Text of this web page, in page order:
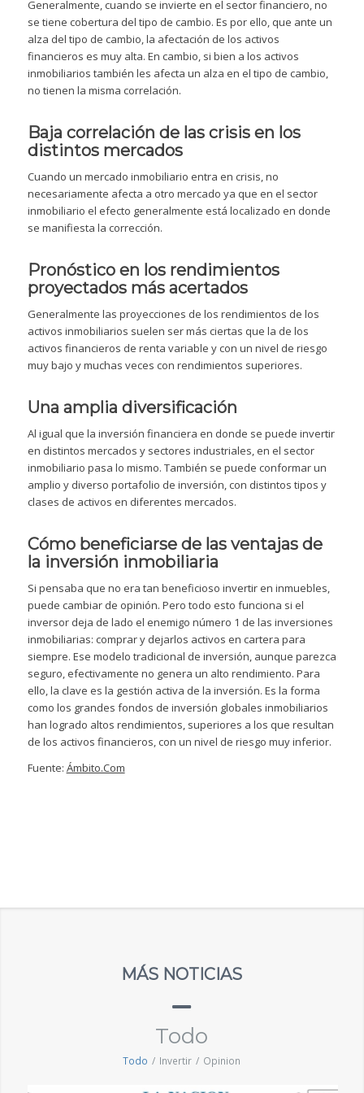
Generalmente, cuando se invierte en el sector financiero, no
se tiene cobertura del tipo de cambio. Es por ello, que ante un
alza del tipo de cambio, la afectación de los activos
financieros es muy alta. En cambio, si bien a los activos
inmobiliarios también les afecta un alza en el tipo de cambio,
no tienen la misma correlación.
Baja correlación de las crisis en los
distintos mercados
Cuando un mercado inmobiliario entra en crisis, no
necesariamente afecta a otro mercado ya que en el sector
inmobiliario el efecto generalmente está localizado en donde
se manifiesta la corrección.
Pronóstico en los rendimientos
proyectados más acertados
Generalmente las proyecciones de los rendimientos de los
activos inmobiliarios suelen ser más ciertas que la de los
activos financieros de renta variable y con un nivel de riesgo
muy bajo y muchas veces con rendimientos superiores.
Una amplia diversificación
Al igual que la inversión financiera en donde se puede invertir
en distintos mercados y sectores industriales, en el sector
inmobiliario pasa lo mismo. También se puede conformar un
amplio y diverso portafolio de inversión, con distintos tipos y
clases de activos en diferentes mercados.
Cómo beneficiarse de las ventajas de
la inversión inmobiliaria
Si pensaba que no era tan beneficioso invertir en inmuebles,
puede cambiar de opinión. Pero todo esto funciona si el
inversor deja de lado el enemigo número 1 de las inversiones
inmobiliarias: comprar y dejarlos activos en cartera para
siempre. Ese modelo tradicional de inversión, aunque parezca
seguro, efectivamente no genera un alto rendimiento. Para
ello, la clave es la gestión activa de la inversión. Es la forma
como los grandes fondos de inversión globales inmobiliarios
han logrado altos rendimientos, superiores a los que resultan
de los activos financieros, con un nivel de riesgo muy inferior.
Fuente: Ámbito.Com
MÁS NOTICIAS
Todo
Todo / Invertir / Opinion